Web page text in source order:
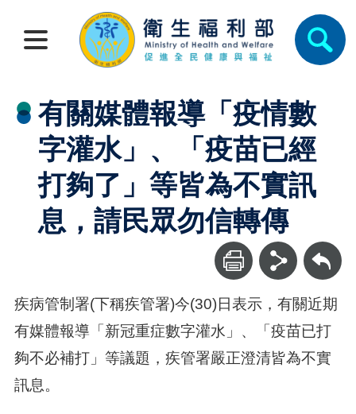
有關媒體報導「疫情數
字灌水」、「疫苗已經
打夠了」等皆為不實訊
息，請民眾勿信轉傳
回上一頁
疾病管制署(下稱疾管署)今(30)日表示，有關近期
有媒體報導「新冠重症數字灌水」、「疫苗已打
夠不必補打」等議題，疾管署嚴正澄清皆為不實
訊息。